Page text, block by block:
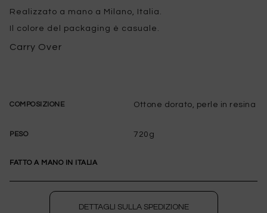
Realizzato a mano a Milano, Italia.
Il colore del packaging è casuale.
Carry Over
COMPOSIZIONE Ottone dorato, perle in resina
PESO 720g
FATTO A MANO IN ITALIA
DETTAGLI SULLA SPEDIZIONE